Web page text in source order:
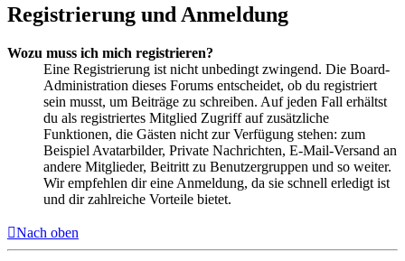
Registrierung und Anmeldung
Wozu muss ich mich registrieren?
Eine Registrierung ist nicht unbedingt zwingend. Die Board-
Administration dieses Forums entscheidet, ob du registriert
sein musst, um Beiträge zu schreiben. Auf jeden Fall erhältst
du als registriertes Mitglied Zugriff auf zusätzliche
Funktionen, die Gästen nicht zur Verfügung stehen: zum
Beispiel Avatarbilder, Private Nachrichten, E-Mail-Versand an
andere Mitglieder, Beitritt zu Benutzergruppen und so weiter.
Wir empfehlen dir eine Anmeldung, da sie schnell erledigt ist
und dir zahlreiche Vorteile bietet.
Nach oben